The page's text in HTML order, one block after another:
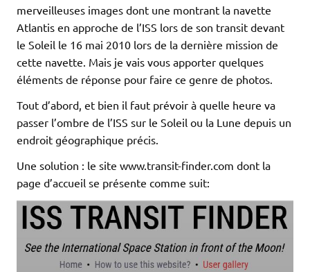
merveilleuses images dont une montrant la navette
Atlantis en approche de l’ISS lors de son transit devant
le Soleil le 16 mai 2010 lors de la dernière mission de
cette navette. Mais je vais vous apporter quelques
éléments de réponse pour faire ce genre de photos.
Tout d’abord, et bien il faut prévoir à quelle heure va
passer l’ombre de l’ISS sur le Soleil ou la Lune depuis un
endroit géographique précis.
Une solution : le site www.transit-finder.com dont la
page d’accueil se présente comme suit: